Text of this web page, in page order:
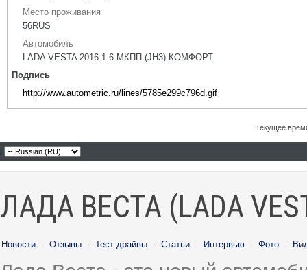
Место проживания
56RUS
Автомобиль
LADA VESTA 2016 1.6 МКПП (JH3) КОМФОРТ
Подпись
http://www.autometric.ru/lines/5785e299c796d.gif
Текущее
ЛАДА ВЕСТА (LADA
Новости · Отзывы · Тест-драйвы · Статьи · Интервью · Фото ·